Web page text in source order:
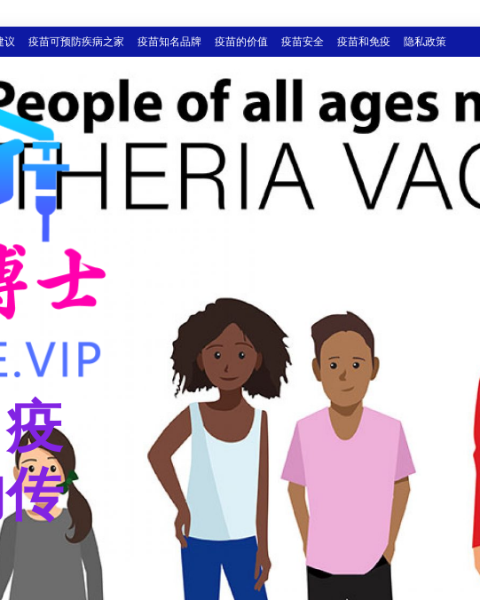
议 疫苗可预防疾病之家 疫苗知名品牌 疫苗的价值 疫苗安全 疫苗和免疫 隐私政策